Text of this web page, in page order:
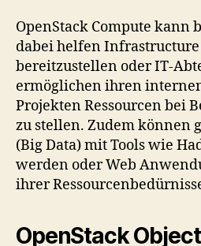
OpenStack Compute kann
dabei helfen Infrastructure
bereitzustellen oder IT-
ermöglichen ihren
Projekten Ressourcen bei
zu stellen. Zudem können
(Big Data) mit Tools wie
werden oder Web
ihrer
OpenStack